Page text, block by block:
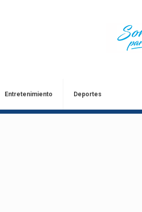
Entretenimiento Deportes